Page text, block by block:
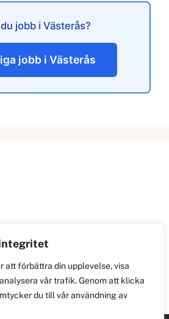
att förbättra din upplevelse, visa
vår trafik. Genom att klicka
du till vår användning av
jobb i Västerås?
jobb i Västerås